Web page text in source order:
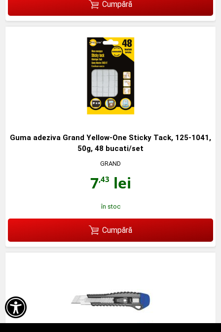

Cumpără
Guma adeziva Grand Yellow-One Sticky Tack, 125-1041,
50g, 48 bucati/set
GRAND
7,43 lei
în stoc
Cumpără